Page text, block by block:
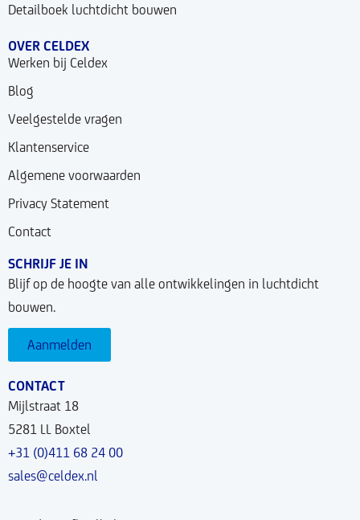
Detailboek luchtdicht bouwen
OVER CELDEX
Werken bij Celdex
Blog
Veelgestelde vragen
Klantenservice
Algemene voorwaarden
Privacy Statement
Contact
SCHRIJF JE IN
Blijf op de hoogte van alle ontwikkelingen in luchtdicht
bouwen.
Aanmelden
CONTACT
Mijlstraat 18
5281 LL Boxtel
+31 (0)411 68 24 00
sales@celdex.nl